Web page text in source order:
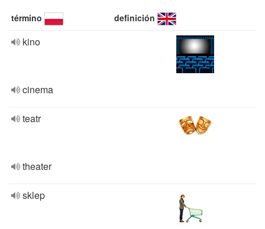
término definición
kino
cinema
teatr
theater
sklep